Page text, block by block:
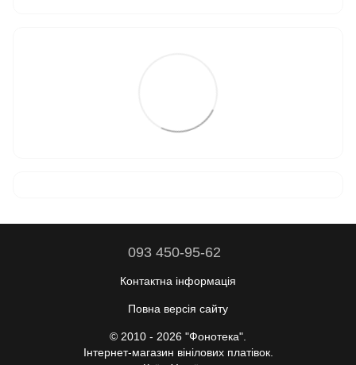
093 450-95-62
Контактна інформація
Повна версія сайту
© 2010 - 2026 "Фонотека".
Інтернет-магазин вінілових платівок.